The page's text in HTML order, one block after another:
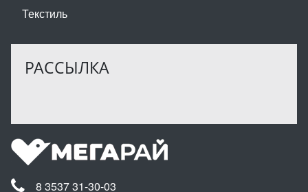
Текстиль
РАССЫЛКА
8 3537 31-30-03